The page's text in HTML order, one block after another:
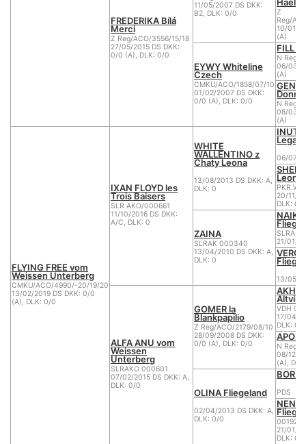
FREDERIKA Bílá
Merci
Z Reg/ACO/3556/15/18
27/05/2015 DS DKK:
0/0 (A), DLK: 0/0
11/05/2007 DS DKK:
B2, DLK: 0/0
Z
Reg/
10/01/
(A)
EYWY Whiteline
Czech
CMKU/ACO/1858/07/10
01/02/2007 DS DKK:
0/0 (A), DLK: 0/0
FILL
N Reg/
06/03/
(A)
N Reg/
08/03/
(A)
FLYING FREE vom
Weissen Unterberg
CMKU/ACO/4990/-20/19/20
13/02/2019 DS DKK: 0/0
(A), DLK: 0/0
IXAN FLOYD les
Trois Baisers
SLR AKO/000661
11/10/2016 DS DKK:
A/C, DLK: 0
WHITE
WALLENTINO z
Chaty Leona
13/08/2013 DS DKK: A,
DLK: 0
INUT
06/07/
Leona
20/11/
DLK: 0
ZAINA
SLRAK 000340
13/04/2010 DS DKK: A,
DLK: 0
NAIK
SLRAK
21/01/
13/05/
ALFA ANU vom
Weissen
Unterberg
SLRAKO 000601
07/02/2015 DS DKK: A,
DLK: 0/0
GOMER la
Blankpapilio
Z Reg/ACO/2179/08/10
28/09/2008 DS DKK:
0/0 (A), DLK: 0/0
VDH
17/04/
DLK: 0
N Reg/
08/12/
(A),
OLINA Fliegeland
02/04/2013 DS DKK: A,
DLK: 0/0
BOR
PDS
NENY
00192
21/01/
DLK: 0/0